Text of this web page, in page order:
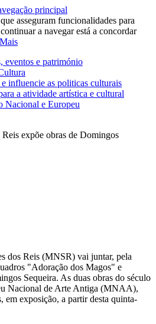
principal
asseguram funcionalidades para
a navegar está a concordar
eventos e património
influencie as politicas culturais
a atividade artística e cultural
Nacional e Europeu
expõe obras de Domingos
dos Reis (MNSR) vai juntar, pela
"Adoração dos Magos" e
Sequeira. As duas obras do século
Nacional de Arte Antiga (MNAA),
em exposição, a partir desta quinta-